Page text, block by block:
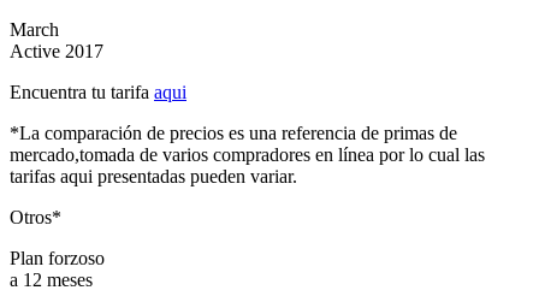
March
Active 2017
Encuentra tu tarifa aqui
*La comparación de precios es una referencia de primas de
mercado,tomada de varios compradores en línea por lo cual las
tarifas aqui presentadas pueden variar.
Otros*
Plan forzoso
a 12 meses